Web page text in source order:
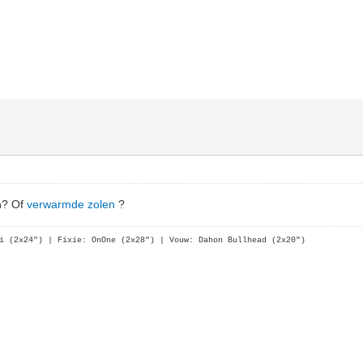
Ofverwarmde zolen ?
(2x24") | Fixie: OnOne (2x28") | Vouw: Dahon Bullhead (2x20")